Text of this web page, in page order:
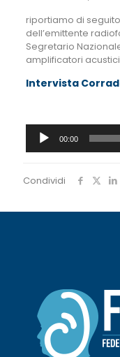
riportiamo di
dell’emittente
Segretario
amplificatori
Intervista
Audio
Player
00:00
Condividi